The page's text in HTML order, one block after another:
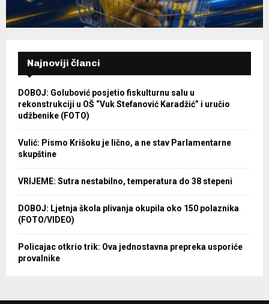
Najnoviji članci
DOBOJ: Golubović posjetio fiskulturnu salu u
rekonstrukciji u OŠ “Vuk Stefanović Karadžić” i uručio
udžbenike (FOTO)
Vulić: Pismo Krišoku je lično, a ne stav Parlamentarne
skupštine
VRIJEME: Sutra nestabilno, temperatura do 38 stepeni
DOBOJ: Ljetnja škola plivanja okupila oko 150 polaznika
(FOTO/VIDEO)
Policajac otkrio trik: Ova jednostavna prepreka usporiće
provalnike